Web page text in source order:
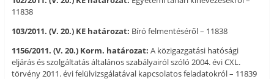
11838
103/2011. (V. 20.) KE határozat: Bíró felmentéséről – 11838
1156/2011. (V. 20.) Korm. határozat: A közigazgatási hatósági
eljárás és szolgáltatás általános szabályairól szóló 2004. évi CXL.
törvény 2011. évi felülvizsgálatával kapcsolatos feladatokról – 11839